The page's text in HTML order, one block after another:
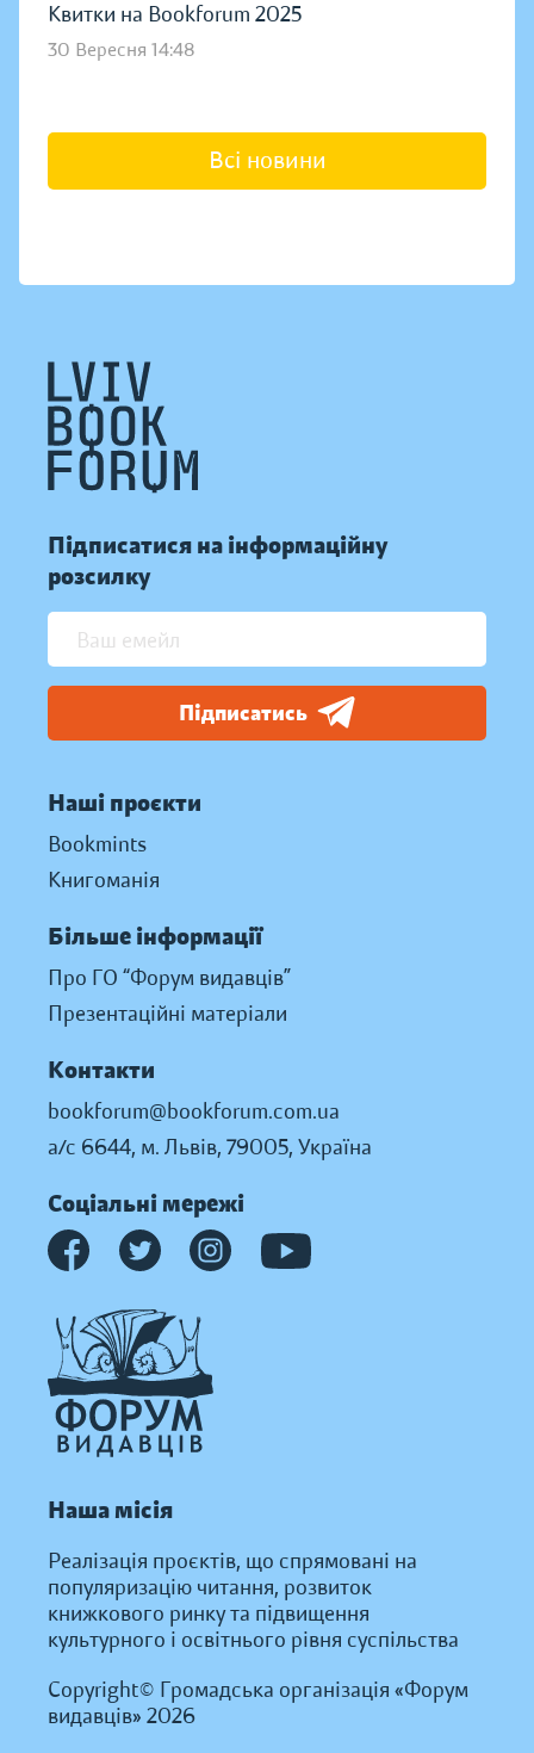
Квитки на Bookforum 2025
30 Вересня 14:48
Всі новини
Підписатися на інформаційну
розсилку
Підписатись
Наші проєкти
Bookmints
Книгоманія
Більше інформації
Про ГО “Форум видавців”
Презентаційні матеріали
Контакти
bookforum@bookforum.com.ua
а/с 6644, м. Львів, 79005, Україна
Соціальні мережі
Наша місія
Реалізація проєктів, що спрямовані на
популяризацію читання, розвиток
книжкового ринку та підвищення
культурного і освітнього рівня суспільства
Copyright© Громадська організація «Форум
видавців» 2026